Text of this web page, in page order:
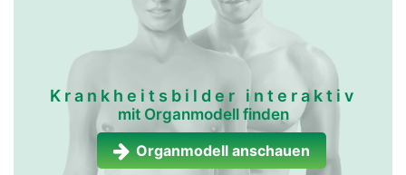
Krankheitsbilder interaktiv
mit Organmodell finden
Organmodell anschauen